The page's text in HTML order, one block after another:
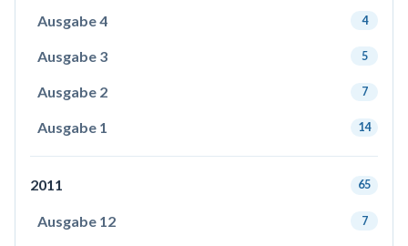
Ausgabe 4 4
Ausgabe 3 5
Ausgabe 2 7
Ausgabe 1 14
2011 65
Ausgabe 12 7